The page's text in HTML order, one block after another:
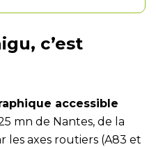
c’est
accessible
mn de Nantes, de la
les axes routiers (A83 et